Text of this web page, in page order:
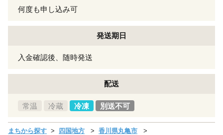
何度も申し込み可
発送期日
入金確認後、随時発送
配送
常温 冷蔵 冷凍 別送不可
まちから探す 四国地方
香川県丸亀市